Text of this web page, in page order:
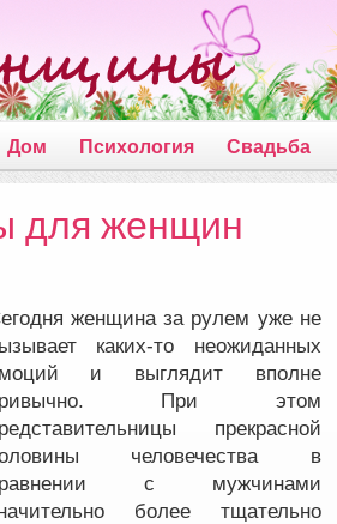
Дом Психология Свадьба
для женщин
женщина за рулем уже не
каких-то неожиданных
и выглядит вполне
При этом
прекрасной
человечества в
с мужчинами
более тщательно